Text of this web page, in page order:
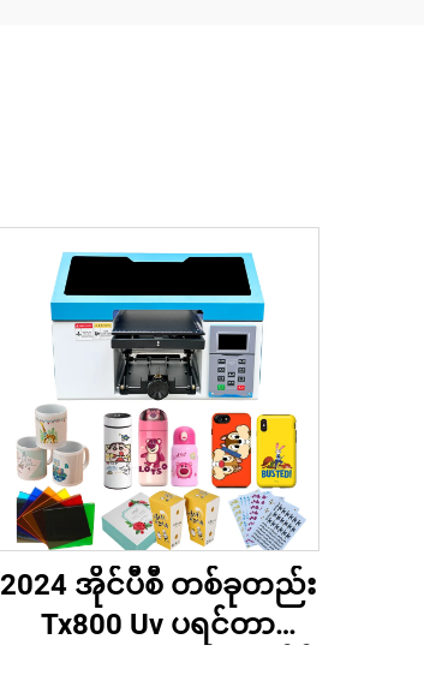
2024 အိုင်ပီစီ တစ်ခုတည်း
Tx800 Uv ပရင်တာ